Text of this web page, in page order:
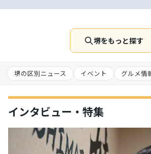
堺をもっと探す
堺の区別ニュース イベント グルメ情
インタビュー・特集